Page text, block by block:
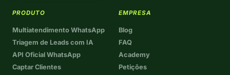
PRODUTO
Multiatendimento WhatsApp
Triagem de Leads com IA
API Oficial WhatsApp
Captar Clientes
EMPRESA
Blog
FAQ
Academy
Petições